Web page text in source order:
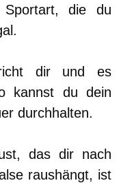
die du
dir und es
kannst du dein
durchhalten.
das dir nach
raushängt, ist